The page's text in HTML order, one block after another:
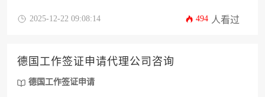
成审批流程。理解各机构的职能分工和协作机制，
2025-12-22 09:08:14 494 人看过
德国工作签证申请代理公司咨询
德国工作签证申请